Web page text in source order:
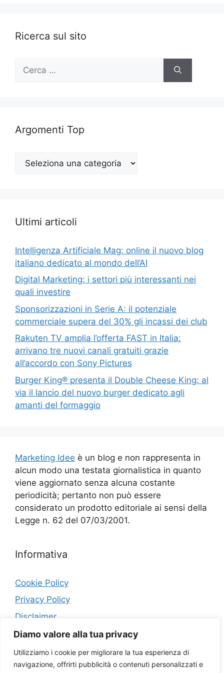
Diamo valore alla tua privacy
Utilizziamo i cookie per migliorare la tua esperienza di
navigazione, offrirti pubblicità o contenuti personalizzati e
Ricerca sul sito
per:
Argomenti Top
Argomenti
Top
Ultimi articoli
Intelligenza Artificiale Mag: online il nuovo blog
italiano dedicato al mondo dell’AI
Digital Marketing: i settori più interessanti nei
quali investire
Sponsorizzazioni in Serie A: il potenziale
commerciale supera del 30% gli incassi dei club
Rakuten TV amplia l’offerta FAST in Italia:
arrivano tre nuovi canali gratuiti grazie
all’accordo con Sony Pictures
Burger King® presenta il Double Cheese King: al
via il lancio del nuovo burger dedicato agli
amanti del formaggio
Marketing Idee è un blog e non rappresenta in
alcun modo una testata giornalistica in quanto
viene aggiornato senza alcuna costante
periodicità; pertanto non può essere
considerato un prodotto editoriale ai sensi della
Legge n. 62 del 07/03/2001.
Informativa
Cookie Policy
Privacy Policy
Disclaimer
Contatti
Collaborazioni